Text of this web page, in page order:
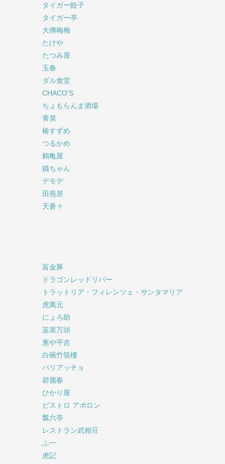
タイガー餃子
タイガー亭
大傳梅梅
たけや
たつみ屋
玉春
ダル食堂
CHACO'S
ちょもらんま酒場
青菜
椿すずめ
つるかめ
鶴亀屋
鐵ちゃん
デモデ
田燕居
天蒼々
富金豚
ドラゴンレッドリバー
トラットリア・フィレンツェ・サンタマリア
虎萬元
にょろ助
韮菜万頭
葱や平吉
白碗竹筷樓
パリアッチョ
碧麗春
ひかり屋
ビストロ アポロン
瓢六亭
レストラン武相荘
ふ一
虎記